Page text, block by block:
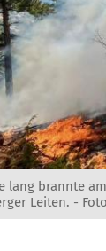
lang brannte
Leiten. -